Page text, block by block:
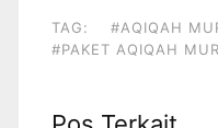
TAG: #AQIQAH
#PAKET AQIQAH